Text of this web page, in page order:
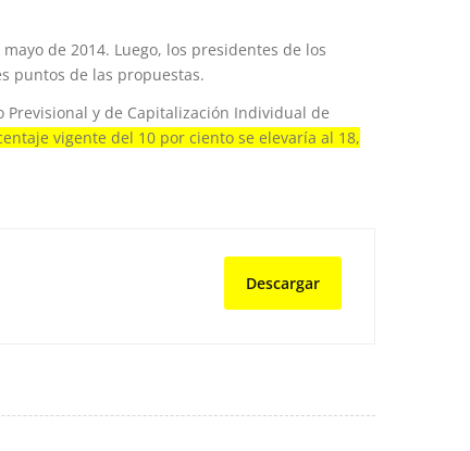
de 2014. Luego, los presidentes de los
puntos de las propuestas.
y de Capitalización Individual de
vigente del 10 por ciento se elevaría al 18,
Descargar